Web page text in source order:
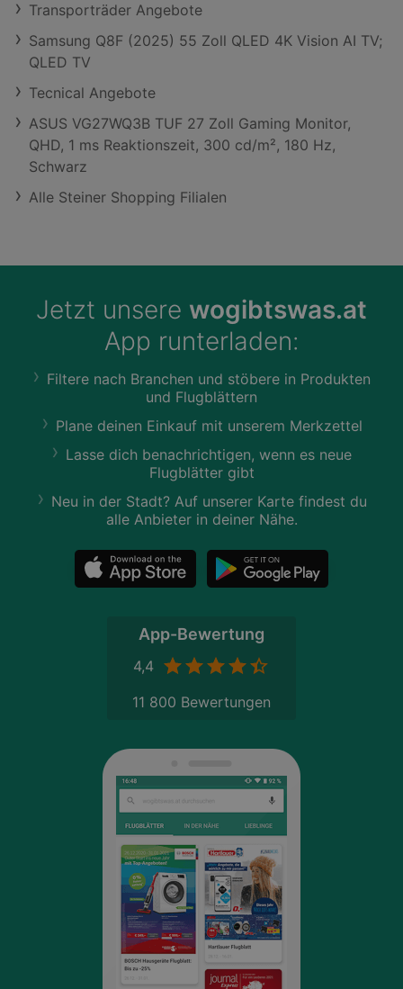
Transporträder Angebote
Samsung Q8F (2025) 55 Zoll QLED 4K Vision AI TV;
QLED TV
Tecnical Angebote
ASUS VG27WQ3B TUF 27 Zoll Gaming Monitor,
QHD, 1 ms Reaktionszeit, 300 cd/m², 180 Hz,
Schwarz
Alle Steiner Shopping Filialen
Jetzt unsere wogibtswas.at
App runterladen:
Filtere nach Branchen und stöbere in Produkten
und Flugblättern
Plane deinen Einkauf mit unserem Merkzettel
Lasse dich benachrichtigen, wenn es neue
Flugblätter gibt
Neu in der Stadt? Auf unserer Karte findest du
alle Anbieter in deiner Nähe.
App-Bewertung
4,4
11 800 Bewertungen